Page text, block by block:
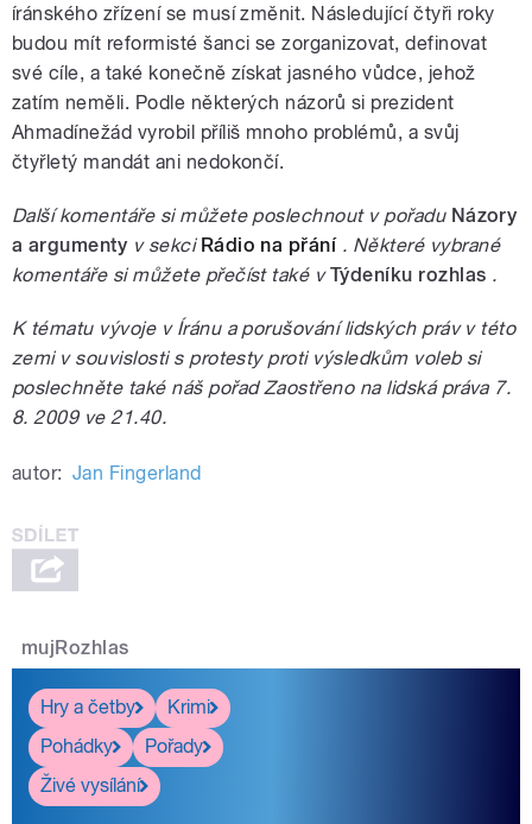
íránského zřízení se musí změnit. Následující čtyři roky
budou mít reformisté šanci se zorganizovat, definovat
své cíle, a také konečně získat jasného vůdce, jehož
zatím neměli. Podle některých názorů si prezident
Ahmadínežád vyrobil příliš mnoho problémů, a svůj
čtyřletý mandát ani nedokončí.
Další komentáře si můžete poslechnout v pořadu Názory
a argumenty v sekci Rádio na přání . Některé vybrané
komentáře si můžete přečíst také vTýdeníku rozhlas .
K tématu vývoje v Íránu a porušování lidských práv v této
zemi v souvislosti s protesty proti výsledkům voleb si
poslechněte také náš pořad Zaostřeno na lidská práva 7.
8. 2009 ve 21.40.
autor: Jan Fingerland
mujRozhlas
Hry a četby
Krimi
Pohádky
Pořady
Živé vysílání